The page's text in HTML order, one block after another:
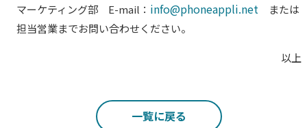
マーケティング部 E-mail： info@phoneappli.net または
担当営業までお問い合わせください。
以上
一覧に戻る